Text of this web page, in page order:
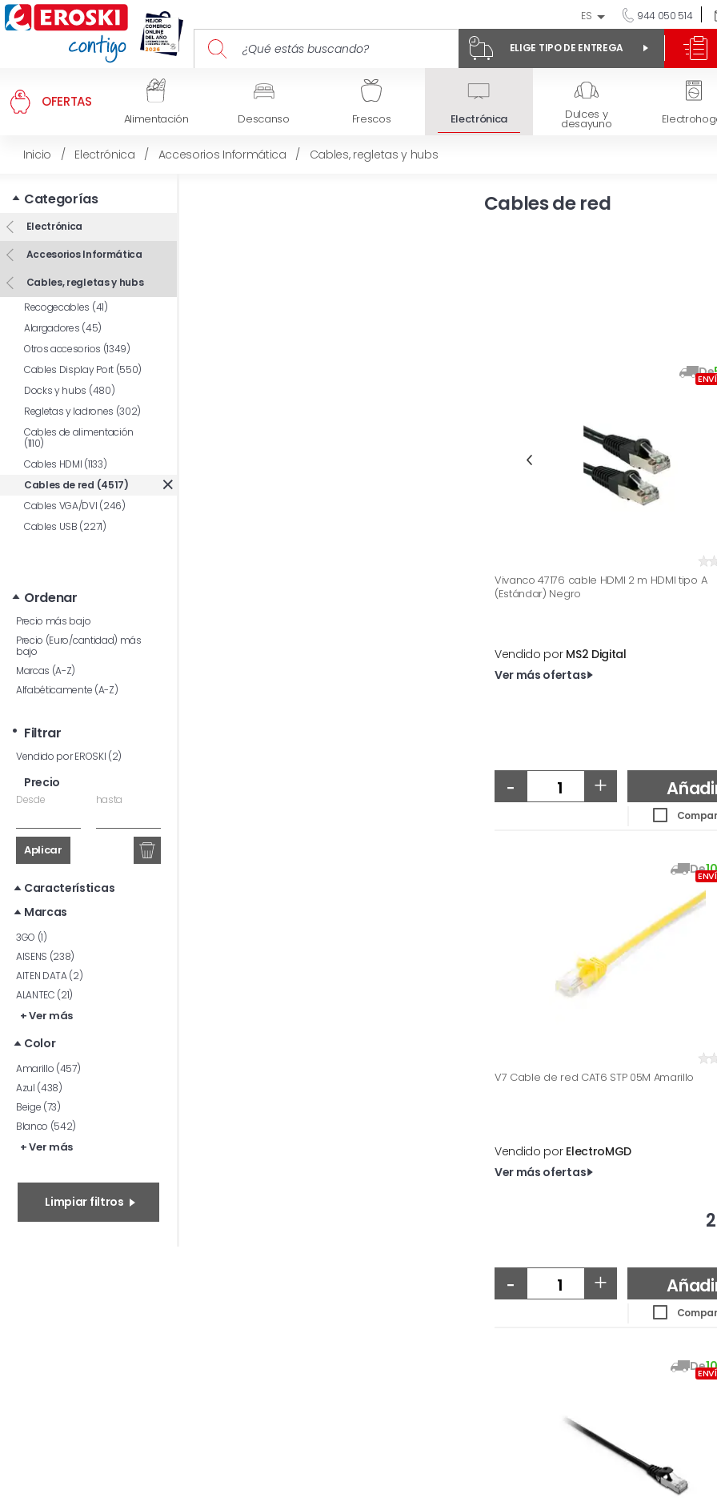
ES 944 050 514
ELIGE TIPO DE ENTREGA
OFERTAS
Alimentación Descanso Frescos Electrónica Dulces y
desayuno
Inicio / Electrónica / Accesorios Informática / Cables, regletas y hubs
Categorías
Electrónica
Accesorios Informática
Cables, regletas y hubs
Recogecables (41)
Alargadores (45)
Otros accesorios (1349)
Cables Display Port (550)
Docks y hubs (480)
Regletas y ladrones (302)
Cables de alimentación
(1110)
Cables HDMI (1133)
Cables de red (4517)
Cables VGA/DVI (246)
Cables USB (2271)
Ordenar
Precio más bajo
Precio (Euro/cantidad) más
bajo
Marcas (A-Z)
Alfabéticamente (A-Z)
Filtrar
Vendido por EROSKI (2)
Precio
Desde hasta
Aplicar
Características
Marcas
3GO (1)
AISENS (238)
AITEN DATA (2)
ALANTEC (21)
+ Ver más
Color
Amarillo (457)
Azul (438)
Beige (73)
Blanco (542)
+ Ver más
Limpiar filtros
Cables de red
De
Vivanco 47176 cable HDMI 2 m HDMI tipo A
(Estándar) Negro
Vendido por MS2 Digital
Ver más ofertas
- +
De10
V7 Cable de red CAT6 STP 05M Amarillo
Vendido por ElectroMGD
Ver más ofertas
- +
De10